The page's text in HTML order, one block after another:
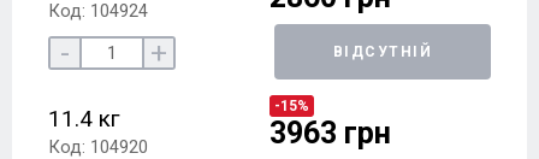
Код: 104924
- + ВІДСУТНІЙ
11.4 кг
Код: 104920
-15%
3963 грн